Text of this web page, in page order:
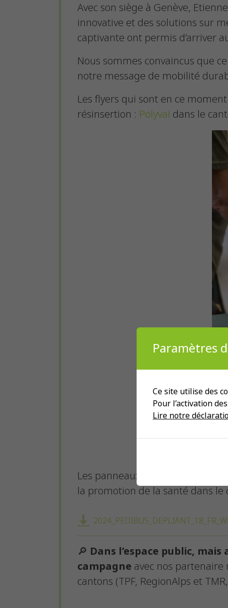
Avec son siège à Genève,
innovative et des solutions sur
captivante ont permis d’arriver
Nous sommes convaincus que
notre message de mobilité
Les flyers qui sont en ce
résinsertion : Polyval dans le
Les panneaux en bois Pedibus
la promotion de la santé dans le
🔎 Dans l’espace public,
campagne avec nos
cantons (TPF, RegionAlps et
Paramètres
Ce site utilise des
Pour l’activation
Lire notre